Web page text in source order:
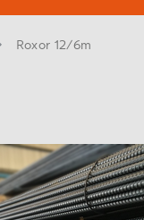
Roxor 12/6m